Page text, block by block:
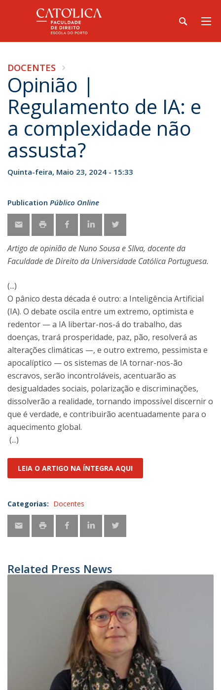
DOCENTES
Opinião |
Regulamento de IA: e
a complexidade não
assusta?
Quinta-feira, Maio 23, 2024 - 15:33
Publication Público Online
Artigo de opinião de Nuno Sousa e SIlva, docente da
Faculdade de Direito da Universidade Católica Portuguesa.
(...)
O pânico desta década é outro: a Inteligência Artificial
(IA). O debate oscila entre um extremo, optimista e
redentor — a IA libertar-nos-á do trabalho, das
doenças, trará prosperidade, paz, pão, resolverá as
alterações climáticas —, e outro extremo, pessimista e
apocalíptico — os sistemas de IA tornar-nos-ão
escravos, serão incontroláveis, acentuarão as
desigualdades sociais, polarização e discriminações,
dissolverão a realidade, tornando impossível discernir o
que é verdade, e contribuirão acentuadamente para o
aquecimento global.
(...)
LEIA O ARTIGO NA ÍNTEGRA AQUI
Categorias: Docentes
Related Press News